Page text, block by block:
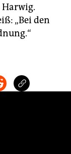
Harwig.
„Bei den